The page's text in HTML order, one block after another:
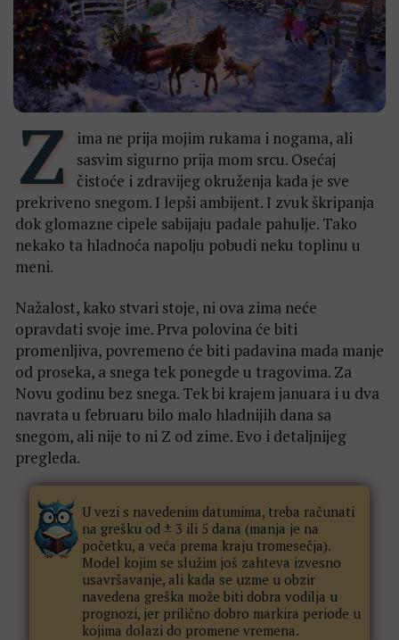
Z
ima ne prija mojim rukama i nogama, ali
sasvim sigurno prija mom srcu. Osećaj
čistoće i zdravijeg okruženja kada je sve
prekriveno snegom. I lepši ambijent. I zvuk škripanja
dok glomazne cipele sabijaju padale pahulje. Tako
nekako ta hladnoća napolju pobudi neku toplinu u
meni.
Nažalost, kako stvari stoje, ni ova zima neće
opravdati svoje ime. Prva polovina će biti
promenljiva, povremeno će biti padavina mada manje
od proseka, a snega tek ponegde u tragovima. Za
Novu godinu bez snega. Tek bi krajem januara i u dva
navrata u februaru bilo malo hladnijih dana sa
snegom, ali nije to ni Z od zime. Evo i detaljnijeg
pregleda.
U vezi s navedenim datumima, treba računati
na grešku od ± 3 ili 5 dana (manja je na
početku, a veća prema kraju tromesečja).
Model kojim se služim još zahteva izvesno
usavršavanje, ali kada se uzme u obzir
navedena greška može biti dobra vodilja u
prognozi, jer prilično dobro markira periode u
kojima dolazi do promene vremena.